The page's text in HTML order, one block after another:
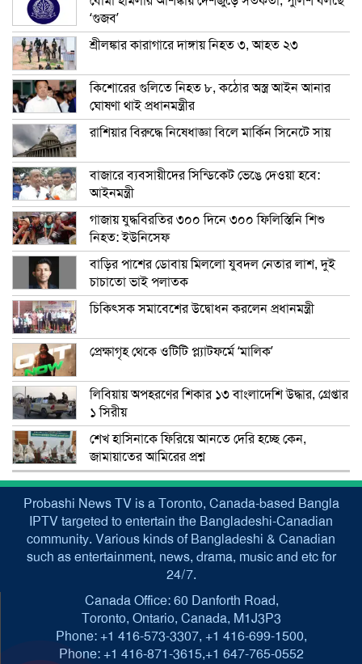
‘গুজব’
শ্রীলঙ্কার কারাগারে দাঙ্গায় নিহত ৩, আহত ২৩
কিশোরের গুলিতে নিহত ৮, কঠোর অস্ত্র আইন আনার
ঘোষণা থাই প্রধানমন্ত্রীর
রাশিয়ার বিরুদ্ধে নিষেধাজ্ঞা বিলে মার্কিন সিনেটে সায়
বাজারে ব্যবসায়ীদের সিন্ডিকেট ভেঙে দেওয়া হবে:
আইনমন্ত্রী
গাজায় যুদ্ধবিরতির ৩০০ দিনে ৩০০ ফিলিস্তিনি শিশু
নিহত: ইউনিসেফ
বাড়ির পাশের ডোবায় মিললো যুবদল নেতার লাশ, দুই
চাচাতো ভাই পলাতক
চিকিৎসক সমাবেশের উদ্বোধন করলেন প্রধানমন্ত্রী
প্রেক্ষাগৃহ থেকে ওটিটি প্ল্যাটফর্মে ‘মালিক’
লিবিয়ায় অপহরণের শিকার ১৩ বাংলাদেশি উদ্ধার, গ্রেপ্তার
১ সিরীয়
শেখ হাসিনাকে ফিরিয়ে আনতে দেরি হচ্ছে কেন,
জামায়াতের আমিরের প্রশ্ন
Probashi News TV is a Toronto, Canada-based Bangla
IPTV targeted to entertain the Bangladeshi-Canadian
community. Various kinds of Bangladeshi & Canadian
such as entertainment, news, drama, music and etc for
24/7.
Canada Office: 60 Danforth Road,
Toronto, Ontario, Canada, M1J3P3
Phone: +1 416-573-3307, +1 416-699-1500,
Phone: +1 416-871-3615,+1 647-765-0552